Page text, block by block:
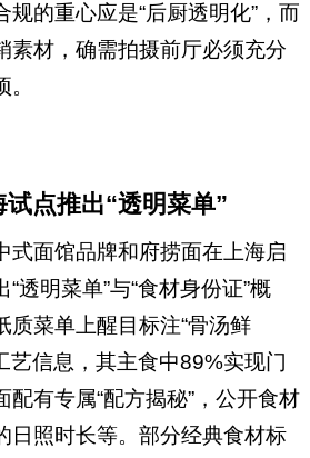
的重心应是“后厨透明化”，而
素材，确需拍摄前厅必须充分
点推出“透明菜单”
式面馆品牌和府捞面在上海启
透明菜单”与“食材身份证”概
质菜单上醒目标注“骨汤鲜
艺信息，其主食中89%实现门
配有专属“配方揭秘”，公开食材
日照时长等。部分经典食材标